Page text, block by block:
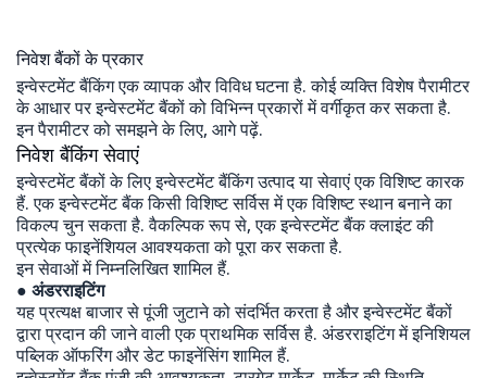
निवेश बैंकों के प्रकार
इन्वेस्टमेंट बैंकिंग एक व्यापक और विविध घटना है. कोई व्यक्ति विशेष पैरामीटर
के आधार पर इन्वेस्टमेंट बैंकों को विभिन्न प्रकारों में वर्गीकृत कर सकता है.
इन पैरामीटर को समझने के लिए, आगे पढ़ें.
निवेश बैंकिंग सेवाएं
इन्वेस्टमेंट बैंकों के लिए इन्वेस्टमेंट बैंकिंग उत्पाद या सेवाएं एक विशिष्ट कारक
हैं. एक इन्वेस्टमेंट बैंक किसी विशिष्ट सर्विस में एक विशिष्ट स्थान बनाने का
विकल्प चुन सकता है. वैकल्पिक रूप से, एक इन्वेस्टमेंट बैंक क्लाइंट की
प्रत्येक फाइनेंशियल आवश्यकता को पूरा कर सकता है.
इन सेवाओं में निम्नलिखित शामिल हैं.
● अंडरराइटिंग
यह प्रत्यक्ष बाजार से पूंजी जुटाने को संदर्भित करता है और इन्वेस्टमेंट बैंकों
द्वारा प्रदान की जाने वाली एक प्राथमिक सर्विस है. अंडरराइटिंग में इनिशियल
पब्लिक ऑफरिंग और डेट फाइनेंसिंग शामिल हैं.